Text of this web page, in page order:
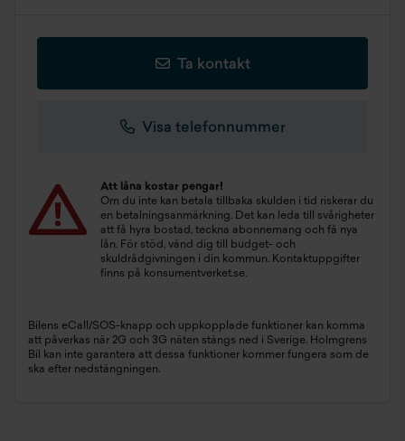
Ta kontakt
Visa telefonnummer
Att låna kostar pengar!
Om du inte kan betala tillbaka skulden i tid riskerar du
en betalningsanmärkning. Det kan leda till svårigheter
att få hyra bostad, teckna abonnemang och få nya
lån. För stöd, vänd dig till budget- och
skuldrådgivningen i din kommun. Kontaktuppgifter
finns på konsumentverket.se.
Bilens eCall/SOS-knapp och uppkopplade funktioner kan komma
att påverkas när 2G och 3G näten stängs ned i Sverige. Holmgrens
Bil kan inte garantera att dessa funktioner kommer fungera som de
ska efter nedstängningen.